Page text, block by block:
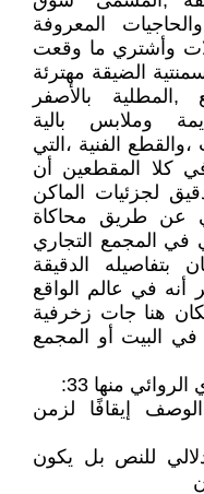
المعروفة
وأشتري ما وقعت
الضيقة مهترئة
,المطلية بالأصفر
وملابس بالية
الفنية ،التي
"32 الملاحظ في كلا المقطعين أن
لجزئيات الماكن
عن طريق محاكاة
في المجمع التجاري
بتفاصيله الدقيقة
في عالم الواقع
هنا جات زخرفية
في البيت أو المجمع
منها 33:
إيقافًا لزمن
للنص بل يكون